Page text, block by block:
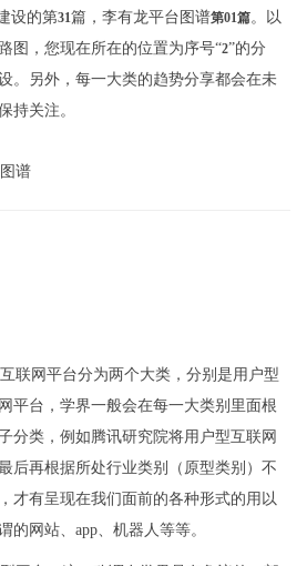
设的第31篇，李有龙平台图谱第01篇。以
图，您现在所在的位置为序号“2”的分
。另外，每一大类的趋势分享都会在未
持关注。
谱
联网平台分为两个大类，分别是用户型
平台，学界一般会在每一大类别里面根
分类，例如腾讯研究院将用户型互联网
后再根据所处行业类别（原型类别）不
才有呈现在我们面前的各种形式的用以
的网站、app、机器人等等。